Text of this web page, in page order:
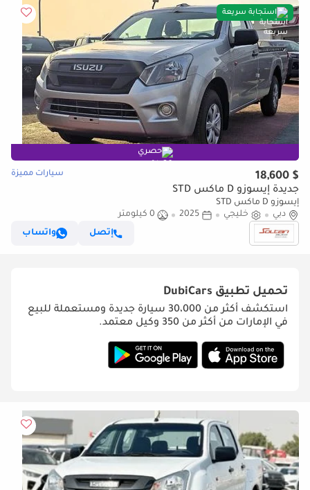
استجابة سريعة
حصري
$ 18,600 سيارات مميزة
جديدة إيسوزو D ماكس STD
إيسوزو D ماكس STD
دبي
خليجي 2025
0 كيلومتر
إتصل
واتساب
تحميل تطبيق DubiCars
استكشف أكثر من 30،000 سيارة جديدة ومستعملة للبيع
في الإمارات من أكثر من 350 وكيل معتمد.